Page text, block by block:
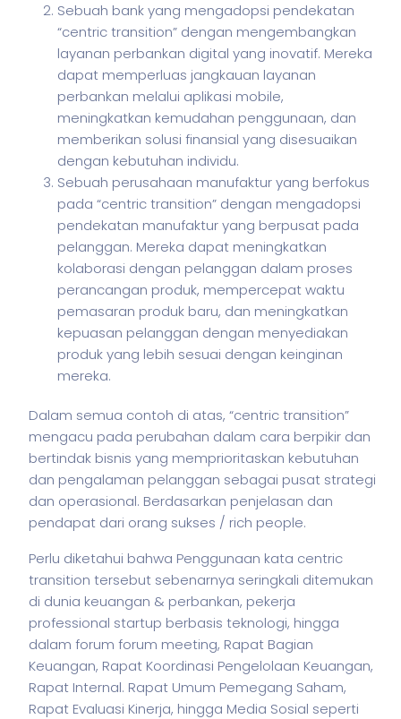
Sebuah bank yang mengadopsi pendekatan
“centric transition” dengan mengembangkan
layanan perbankan digital yang inovatif. Mereka
dapat memperluas jangkauan layanan
perbankan melalui aplikasi mobile,
meningkatkan kemudahan penggunaan, dan
memberikan solusi finansial yang disesuaikan
dengan kebutuhan individu.
Sebuah perusahaan manufaktur yang berfokus
pada “centric transition” dengan mengadopsi
pendekatan manufaktur yang berpusat pada
pelanggan. Mereka dapat meningkatkan
kolaborasi dengan pelanggan dalam proses
perancangan produk, mempercepat waktu
pemasaran produk baru, dan meningkatkan
kepuasan pelanggan dengan menyediakan
produk yang lebih sesuai dengan keinginan
mereka.
Dalam semua contoh di atas, “centric transition”
mengacu pada perubahan dalam cara berpikir dan
bertindak bisnis yang memprioritaskan kebutuhan
dan pengalaman pelanggan sebagai pusat strategi
dan operasional. Berdasarkan penjelasan dan
pendapat dari orang sukses / rich people.
Perlu diketahui bahwa Penggunaan kata centric
transition tersebut sebenarnya seringkali ditemukan
di dunia keuangan & perbankan, pekerja
professional startup berbasis teknologi, hingga
dalam forum forum meeting, Rapat Bagian
Keuangan, Rapat Koordinasi Pengelolaan Keuangan,
Rapat Internal. Rapat Umum Pemegang Saham,
Rapat Evaluasi Kinerja, hingga Media Sosial seperti